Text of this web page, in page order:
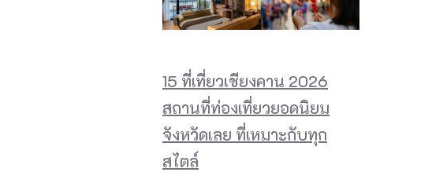
15 ที่เที่ยวเชียงคาน 2026
สถานที่ท่องเที่ยวยอดนิยม
จังหวัดเลย ที่เหมาะกับทุก
สไตล์